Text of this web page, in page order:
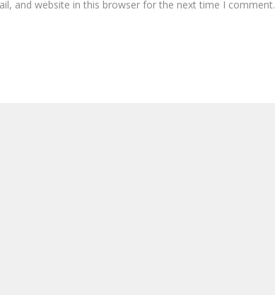
and website in this browser for the next time I comment.